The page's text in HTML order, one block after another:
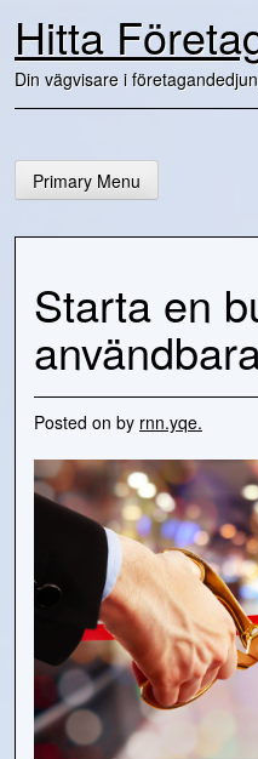
content
Hitta
Din vägvisare i
Primary Menu
Starta en
Posted on by rnn.yqe.